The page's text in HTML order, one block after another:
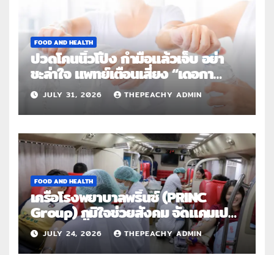
FOOD AND HEALTH
ปวดโคนนิ้วโป้ง กำมือแล้วเจ็บ อย่า
ชะล่าใจ แพทย์เตือนเสี่ยง “เดอกา
แวง” โรคปลอกหุ้มเอ็นอักเสบจากการ
ใช้งานซ้ำ
JULY 31, 2026 THEPEACHY ADMIN
FOOD AND HEALTH
เครือโรงพยาบาลพริ้นซ์ (PRINC
Group) ภูมิใจช่วยสังคม จัดแคมเปญ
ใหญ่ระดับประเทศ “PRINC ผสาน :
สานต่อการให้ไม่สิ้นสุด”
JULY 24, 2026 THEPEACHY ADMIN